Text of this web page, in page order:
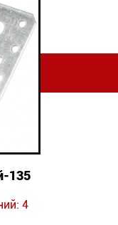
135
4